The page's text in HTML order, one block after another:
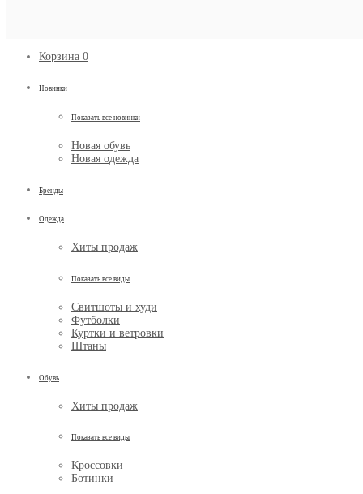
Корзина 0
Новинки
Показать все новинки
Новая обувь
Новая одежда
Бренды
Одежда
Хиты продаж
Показать все виды
Свитшоты и худи
Футболки
Куртки и ветровки
Штаны
Обувь
Хиты продаж
Показать все виды
Кроссовки
Ботинки